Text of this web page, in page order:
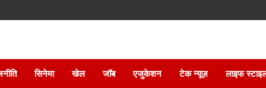
सिनेमा खेल जॉब एजुकेशन टेक न्यूज़ लाइफ